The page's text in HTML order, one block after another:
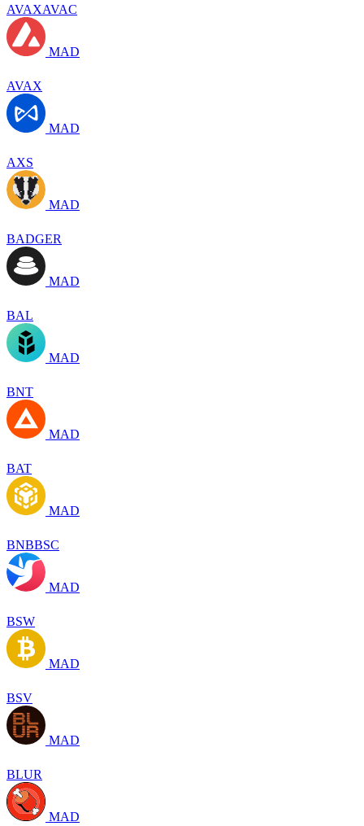
AVAXAVAC
MAD
AVAX
MAD
AXS
MAD
BADGER
MAD
BAL
MAD
BNT
MAD
BAT
MAD
BNBBSC
MAD
BSW
MAD
BSV
MAD
BLUR
MAD